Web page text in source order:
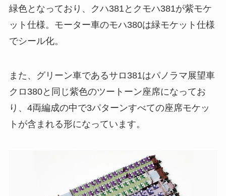
緑色となっており、クハ381とクモハ381が紫モケ
ット仕様。モーター車のモハ380は緑モケット仕様
でシール化。
また、グリーン車であるサロ381はパノラマ展望車
クロ380と同じ紫色のツートーン座席になってお
り、4両編成の中で3パターンすべての座席モケッ
トが含まれる形になっています。